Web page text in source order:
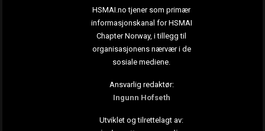
HSMAI.no tjener som primær
informasjonskanal for HSMAI
Chapter Norway, i tillegg til
organisasjonens nærvær i de
sosiale mediene.
Ansvarlig redaktør:
Ingunn Hofseth
Utviklet og tilrettelagt av: